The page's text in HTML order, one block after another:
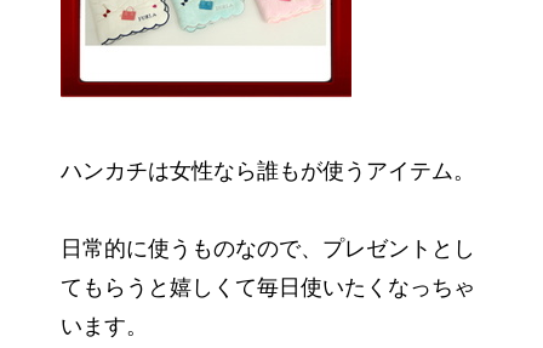
ハンカチは女性なら誰もが使うアイテム。
日常的に使うものなので、プレゼントとし
てもらうと嬉しくて毎日使いたくなっちゃ
います。